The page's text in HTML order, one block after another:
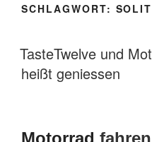
SCHLAGWORT:
TasteTwelve und
heißt geniessen
Motorrad